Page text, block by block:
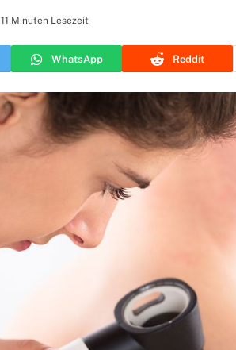
11 Minuten Lesezeit
WhatsApp Reddit